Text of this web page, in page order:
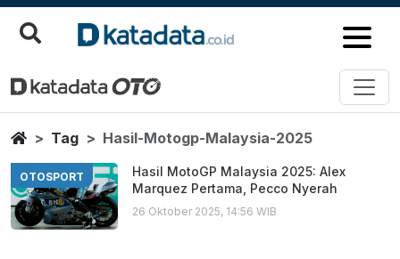
Hasil Motogp Malaysia 2025
Berita Terbaru
HomeTag Hasil-Motogp-Malaysia-2025
OTOSPORT
Hasil MotoGP Malaysia 2025: Alex
Marquez Pertama, Pecco Nyerah
26 Oktober 2025, 14:56 WIB